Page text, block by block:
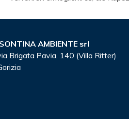
AMBIENTE srl
Brigata Pavia, 140 (Villa Ritter)